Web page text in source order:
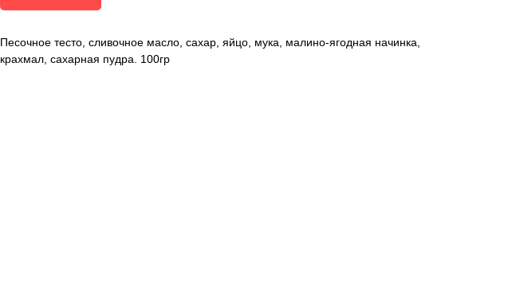
Песочное тесто, сливочное масло, сахар, яйцо, мука, малино-ягодная начинка,
крахмал, сахарная пудра. 100гр